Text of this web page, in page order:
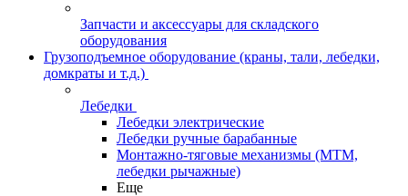
Запчасти и аксессуары для складского
оборудования
Грузоподъемное оборудование (краны, тали, лебедки,
домкраты и т.д.)
Лебедки
Лебедки электрические
Лебедки ручные барабанные
Монтажно-тяговые механизмы (МТМ,
лебедки рычажные)
Еще